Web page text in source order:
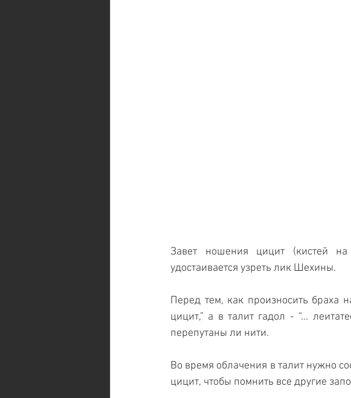
Завет ношения цицит (кистей
удостаивается узреть лик Шехины.
Перед тем, как произносить браха
цицит,” а в талит гадол - “...
перепутаны ли нити.
Во время облачения в талит нужно
цицит, чтобы помнить все другие